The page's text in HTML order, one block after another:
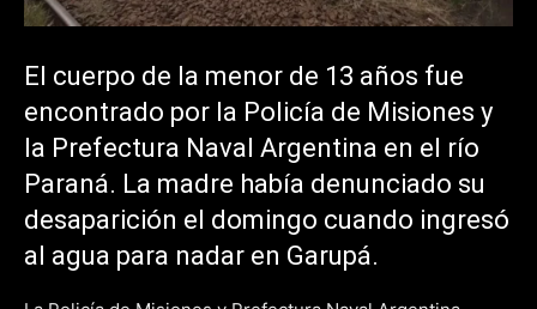
El cuerpo de la menor de 13 años fue
encontrado por la Policía de Misiones y
la Prefectura Naval Argentina en el río
Paraná. La madre había denunciado su
desaparición el domingo cuando ingresó
al agua para nadar en Garupá.